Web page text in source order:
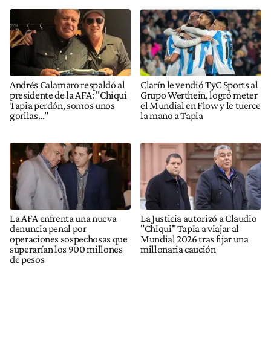
Andrés Calamaro respaldó al
presidente de la AFA: "Chiqui
Tapia perdón, somos unos
gorilas..."
Clarín le vendió TyC Sports al
Grupo Werthein, logró meter
el Mundial en Flow y le tuerce
la mano a Tapia
La AFA enfrenta una nueva
denuncia penal por
operaciones sospechosas que
superarían los 900 millones
de pesos
La Justicia autorizó a Claudio
"Chiqui" Tapia a viajar al
Mundial 2026 tras fijar una
millonaria caución